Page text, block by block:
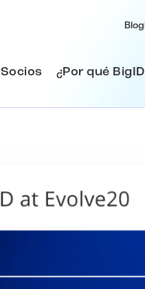
Blog
Socios ¿Por qué